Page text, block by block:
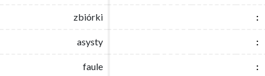
zbiórki :
asysty :
faule :
zbiórki :
asysty :
faule :